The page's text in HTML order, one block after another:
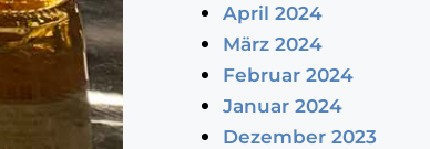
April 2024
März 2024
Februar 2024
Januar 2024
Dezember 2023